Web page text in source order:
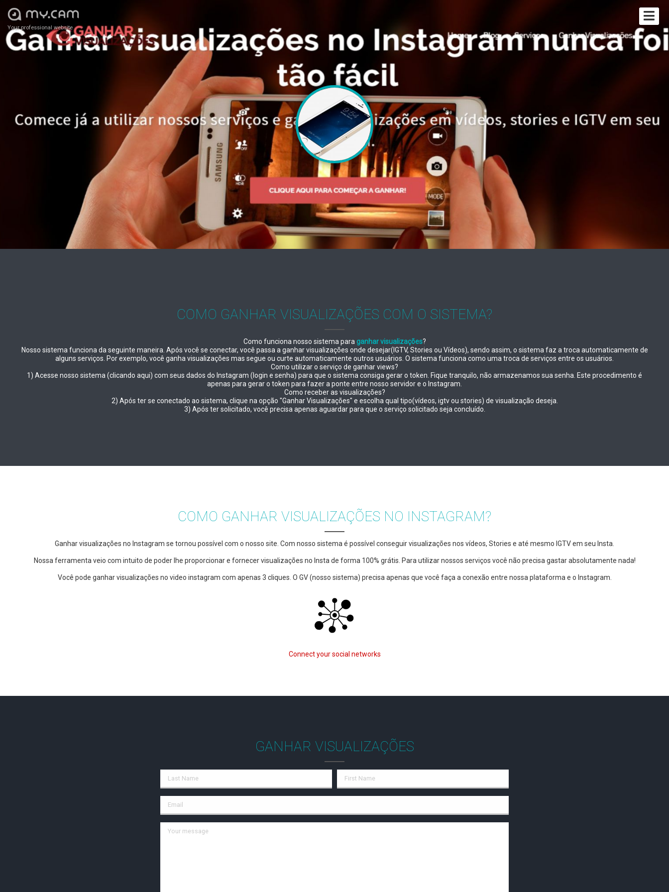
Your professional website
COMO GANHAR VISUALIZAÇÕES COM O SISTEMA?
Como funciona nosso sistema para ganhar visualizações?
Nosso sistema funciona da seguinte maneira. Após você se conectar, você passa a ganhar visualizações onde desejar(IGTV, Stories ou Vídeos), sendo assim, o sistema faz a troca automaticamente de
alguns serviços. Por exemplo, você ganha visualizações mas segue ou curte automaticamente outros usuários. O sistema funciona como uma troca de serviços entre os usuários.
Como utilizar o serviço de ganhar views?
1) Acesse nosso sistema (clicando aqui) com seus dados do Instagram (login e senha) para que o sistema consiga gerar o token. Fique tranquilo, não armazenamos sua senha. Este procedimento é
apenas para gerar o token para fazer a ponte entre nosso servidor e o Instagram.
Como receber as visualizações?
2) Após ter se conectado ao sistema, clique na opção "Ganhar Visualizações" e escolha qual tipo(vídeos, igtv ou stories) de visualização deseja.
3) Após ter solicitado, você precisa apenas aguardar para que o serviço solicitado seja concluído.
COMO GANHAR VISUALIZAÇÕES NO INSTAGRAM?
Ganhar visualizações no Instagram se tornou possível com o nosso site. Com nosso sistema é possível conseguir visualizações nos vídeos, Stories e até mesmo IGTV em seu Insta.
Nossa ferramenta veio com intuito de poder lhe proporcionar e fornecer visualizações no Insta de forma 100% grátis. Para utilizar nossos serviços você não precisa gastar absolutamente nada!
Você pode ganhar visualizações no video instagram com apenas 3 cliques. O GV (nosso sistema) precisa apenas que você faça a conexão entre nossa plataforma e o Instagram.
Connect your social networks
GANHAR VISUALIZAÇÕES